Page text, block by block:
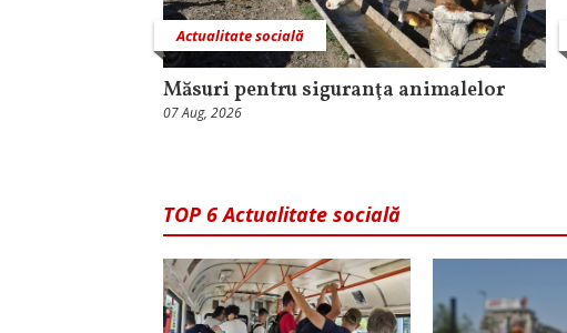
Actualitate socială
Măsuri pentru siguranţa animalelor
07 Aug, 2026
TOP 6 Actualitate socială